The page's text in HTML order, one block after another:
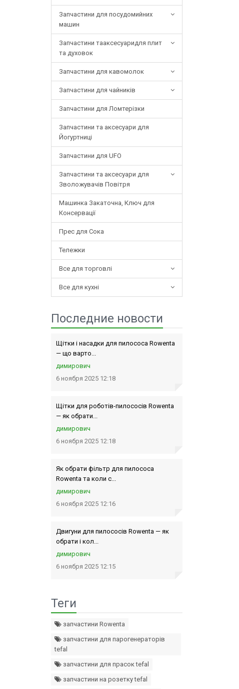
Запчастини для посудомийних
машин
Запчастини тааксесуаридля плит
та духовок
Запчастини для кавомолок
Запчастини для чайників
Запчастини для Ломтерізки
Запчастини та аксесуари для
Йогуртниці
Запчастини для UFO
Запчастини та аксесуари для
Зволожувачів Повітря
Машинка Закаточна, Ключ для
Консервації
Прес для Сока
Тележки
Все для торговлі
Все для кухні
Последние новости
Щітки і насадки для пилососа Rowenta
— що варто...
димирович
6 ноября 2025 12:18
Щітки для роботів-пилососів Rowenta
— як обрати...
димирович
6 ноября 2025 12:18
Як обрати фільтр для пилососа
Rowenta та коли с...
димирович
6 ноября 2025 12:16
Двигуни для пилососів Rowenta — як
обрати і кол...
димирович
6 ноября 2025 12:15
Теги
запчастини Rowenta
запчастини для парогенераторів
tefal
запчастини для прасок tefal
запчастини на розетку tefal